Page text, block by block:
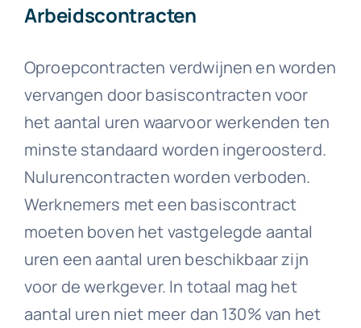
Arbeidscontracten
Oproepcontracten verdwijnen en worden
vervangen door basiscontracten voor
het aantal uren waarvoor werkenden ten
minste standaard worden ingeroosterd.
Nulurencontracten worden verboden.
Werknemers met een basiscontract
moeten boven het vastgelegde aantal
uren een aantal uren beschikbaar zijn
voor de werkgever. In totaal mag het
aantal uren niet meer dan 130% van het